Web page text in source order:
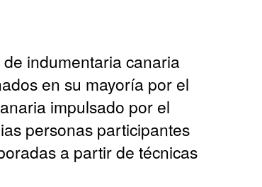
indumentaria canaria
en su mayoría por el
impulsado por el
personas participantes
a partir de técnicas